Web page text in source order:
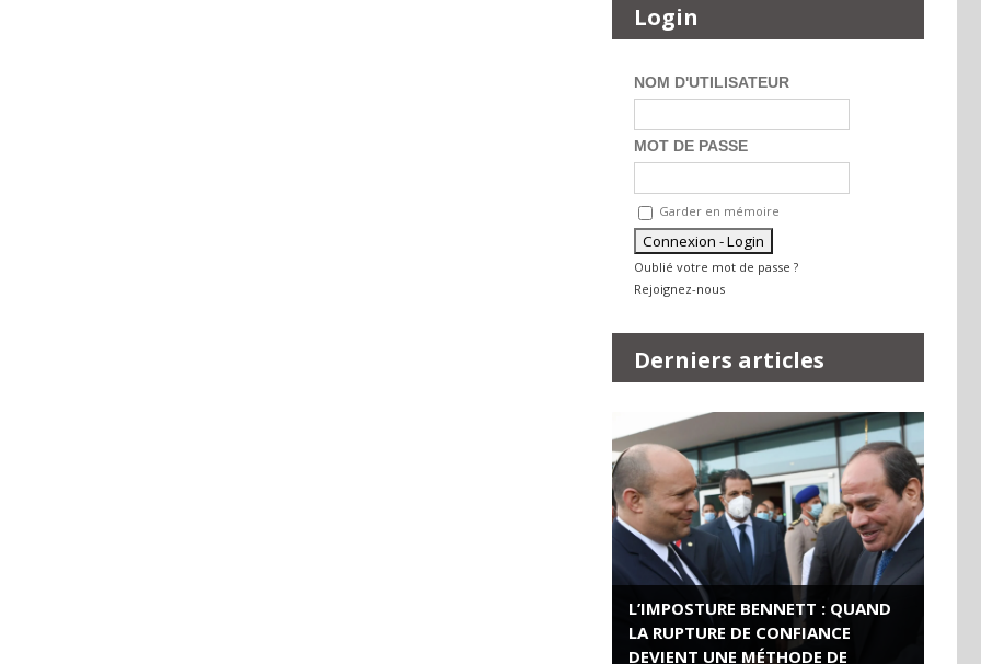
Login
NOM D'UTILISATEUR
MOT DE PASSE
Garder en mémoire
Oublié votre mot de passe ?
Rejoignez-nous
Derniers articles
L’IMPOSTURE BENNETT : QUAND
LA RUPTURE DE CONFIANCE
DEVIENT UNE MÉTHODE DE